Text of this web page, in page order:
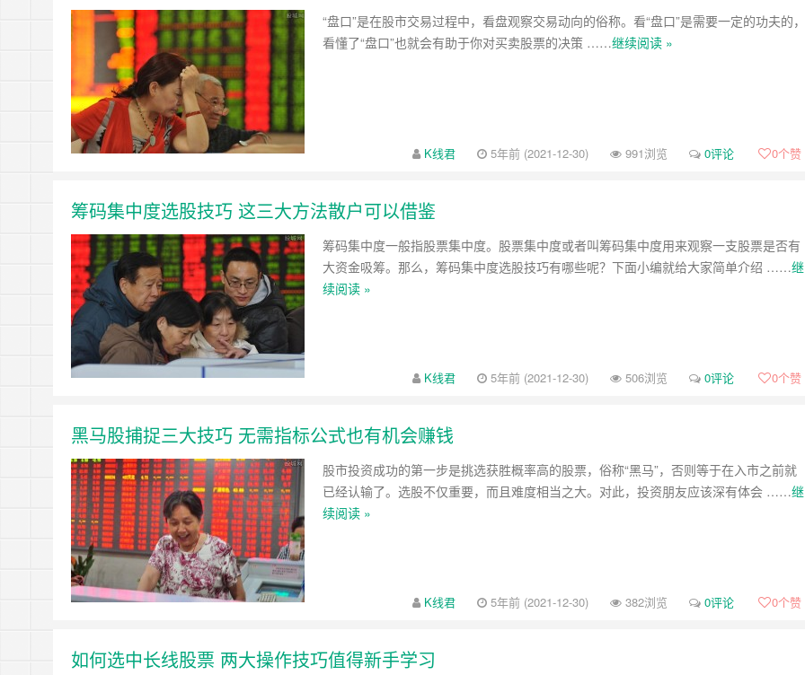
“盘口”是在股市交易过程中，看盘观察交易动向的俗称。看“盘口”是需要一定的功夫的，
看懂了“盘口”也就会有助于你对买卖股票的决策 ……继续阅读 »
K线君 5年前 (2021-12-30) 991浏览 0评论 0个赞
筹码集中度选股技巧 这三大方法散户可以借鉴
筹码集中度一般指股票集中度。股票集中度或者叫筹码集中度用来观察一支股票是否有
大资金吸筹。那么，筹码集中度选股技巧有哪些呢？下面小编就给大家简单介绍 ……继
续阅读 »
K线君 5年前 (2021-12-30) 506浏览 0评论 0个赞
黑马股捕捉三大技巧 无需指标公式也有机会赚钱
股市投资成功的第一步是挑选获胜概率高的股票，俗称“黑马”，否则等于在入市之前就
已经认输了。选股不仅重要，而且难度相当之大。对此，投资朋友应该深有体会 ……继
续阅读 »
K线君 5年前 (2021-12-30) 382浏览 0评论 0个赞
如何选中长线股票 两大操作技巧值得新手学习